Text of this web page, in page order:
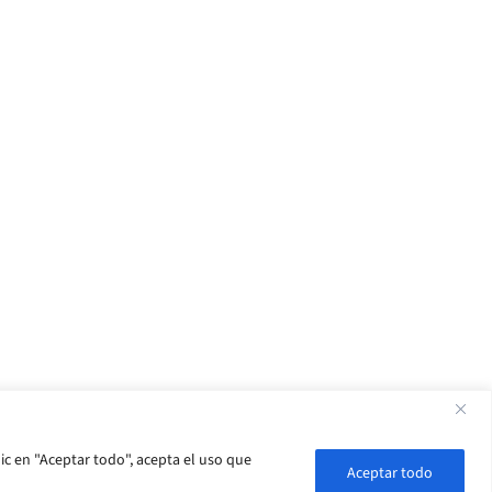
en "Aceptar todo", acepta el uso que
Aceptar todo